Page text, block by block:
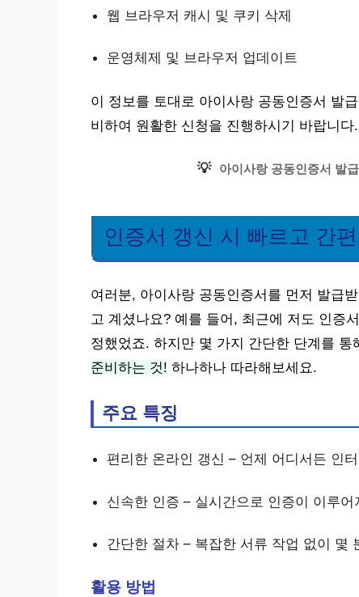
웹 브라우저 캐시 및 쿠키 삭제
운영체제 및 브라우저 업데이트
이 정보를 토대로 아이사랑 공동인증서 발
비하여 원활한 신청을 진행하시기 바랍니다.
💡 아이사랑 공동인증서 발
인증서 갱신 시 빠르고 간
여러분, 아이사랑 공동인증서를 먼저 발급
고 계셨나요? 예를 들어, 최근에 저도 인증
정했었죠. 하지만 몇 가지 간단한 단계를
준비하는 것! 하나하나 따라해보세요.
주요 특징
편리한 온라인 갱신 – 언제 어디서든 인
신속한 인증 – 실시간으로 인증이 이루
간단한 절차 – 복잡한 서류 작업 없이 몇
활용 방법